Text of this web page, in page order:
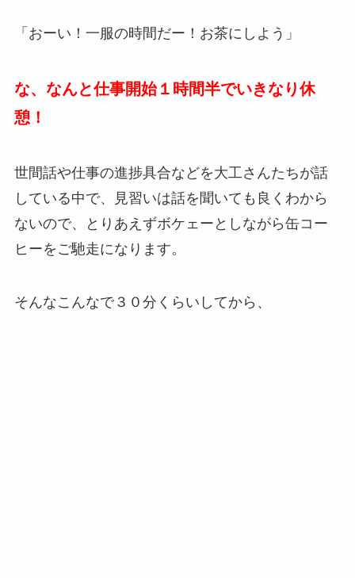
「おーい！一服の時間だー！お茶にしよう」
な、なんと仕事開始１時間半でいきなり休
憩！
世間話や仕事の進捗具合などを大工さんたちが話
している中で、見習いは話を聞いても良くわから
ないので、とりあえずボケェーとしながら缶コー
ヒーをご馳走になります。
そんなこんなで３０分くらいしてから、